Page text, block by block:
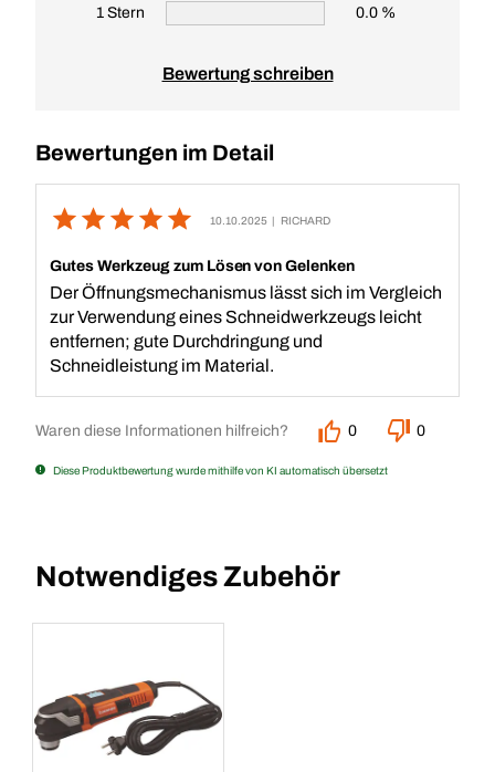
1 Stern 0.0 %
Bewertung schreiben
Bewertungen im Detail
10.10.2025 | RICHARD
Gutes Werkzeug zum Lösen von Gelenken
Der Öffnungsmechanismus lässt sich im Vergleich
zur Verwendung eines Schneidwerkzeugs leicht
entfernen; gute Durchdringung und
Schneidleistung im Material.
Waren diese Informationen hilfreich? 0 0
Diese Produktbewertung wurde mithilfe von KI automatisch übersetzt
Notwendiges Zubehör